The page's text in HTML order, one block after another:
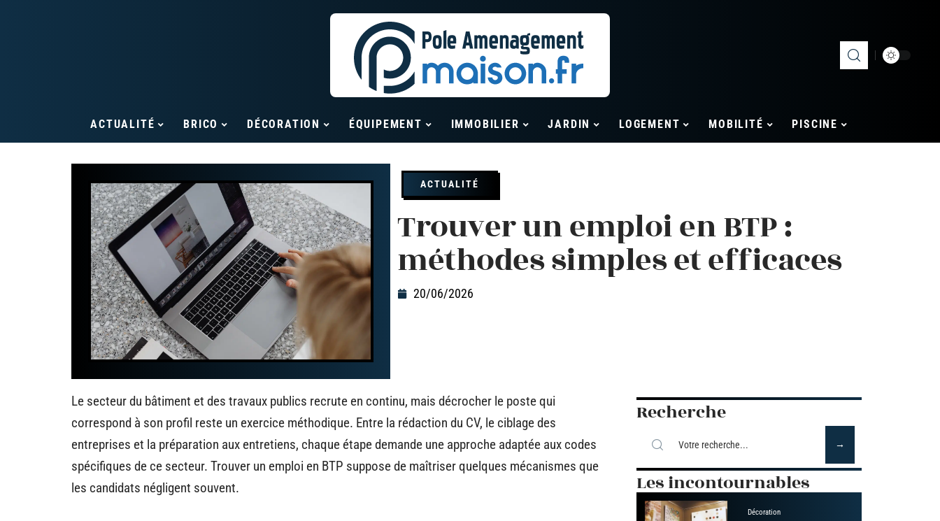
ACTUALITÉ BRICO DÉCORATION ÉQUIPEMENT IMMOBILIER JARDIN LOGEMENT MOBILITÉ PISCINE
ACTUALITÉ
Trouver un emploi en BTP :
méthodes simples et efficaces
20/06/2026
Le secteur du bâtiment et des travaux publics recrute en continu, mais décrocher le poste qui
correspond à son profil reste un exercice méthodique. Entre la rédaction du CV, le ciblage des
entreprises et la préparation aux entretiens, chaque étape demande une approche adaptée aux codes
spécifiques de ce secteur. Trouver un emploi en BTP suppose de maîtriser quelques mécanismes que
les candidats négligent souvent.
Recherche
Les incontournables
Décoration